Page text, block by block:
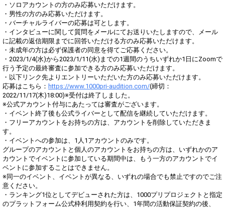
・ソロアカウントの方のみ応募いただけます。
・男性の方のみ応募いただけます。
・バーチャルライバーの応募は可とします。
・インタビューに関して質問をメールにてお送りいたしますので、メール
に記載の返信期限までに回答いただける方のみ応募いただけます。
・未成年の方は必ず保護者の同意を得てご応募ください。
・2023/1/4(水)から2023/1/11(水)までの1週間のうちいずれか1日にZoomで
行う予定の最終審査に参加できる方のみ応募いただけます。
・以下リンク先よりエントリーいただいた方のみ応募いただけます。
応募はこちら： https://www.1000pri-audition.com/(締切：
2022/11/17(木)18:00)※受付は終了しました。
※公式アカウント付与にあたっては審査がございます。
・イベント終了後も公式ライバーとして配信を継続していただけます。
・フリーアカウントをお持ちの方は、アカウントを削除していただきま
す。
・イベントへの参加は、1人1アカウントのみです。
グループのアカウントと個人のアカウントをお持ちの方は、いずれかのア
カウントでイベントに参加している期間中は、もう一方のアカウントでイ
ベントに参加することはできません。
※同一のイベント、イベントが異なる、いずれの場合でも禁止ですのでご注
意ください。
・ランキング1位としてデビューされた方は、1000プリプロジェクトと指定
のプラットフォーム公式枠利用契約を行い、1年間の活動保証契約の後、